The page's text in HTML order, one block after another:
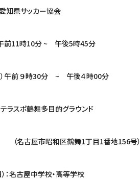
サッカー協会
時10分 ~ 午後5時45分
30分 ~ 午後４時00分
ポ鶴舞多目的グラウンド
舞1丁目1番地156号）
中学校・高等学校